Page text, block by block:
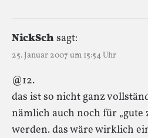
NickSch sagt:
25. Januar 2007 um 15:54 Uhr
@12.
das ist so nicht ganz
nämlich auch noch für „gute
werden. das wäre wirklich